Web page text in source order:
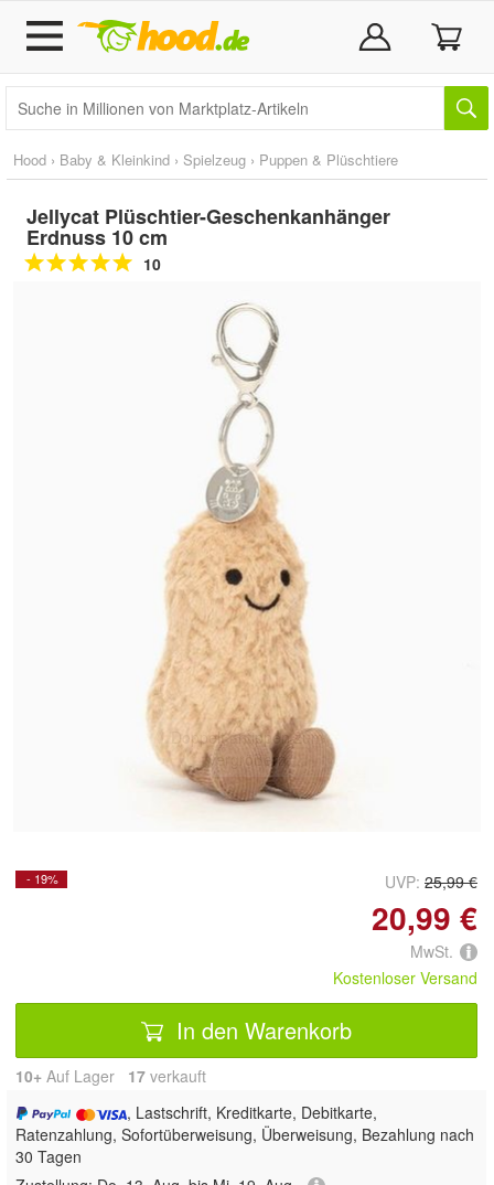
Hood › Baby & Kleinkind › Spielzeug › Puppen & Plüschtiere
Jellycat Plüschtier-Geschenkanhänger
Erdnuss 10 cm
10
Doppelt antippen zum
vergrößern
- 19% UVP: 25,99 €
20,99 €
MwSt.
Kostenloser Versand
In den Warenkorb
10+ Auf Lager 17 verkauft
, Lastschrift, Kreditkarte, Debitkarte,
Ratenzahlung, Sofortüberweisung, Überweisung, Bezahlung nach
30 Tagen